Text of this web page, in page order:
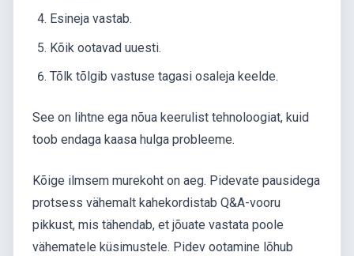
Esineja vastab.
Kõik ootavad uuesti.
Tõlk tõlgib vastuse tagasi osaleja keelde.
See on lihtne ega nõua keerulist tehnoloogiat, kuid
toob endaga kaasa hulga probleeme.
Kõige ilmsem murekoht on aeg. Pidevate pausidega
protsess vähemalt kahekordistab Q&A-vooru
pikkust, mis tähendab, et jõuate vastata poole
vähematele küsimustele. Pidev ootamine lõhub